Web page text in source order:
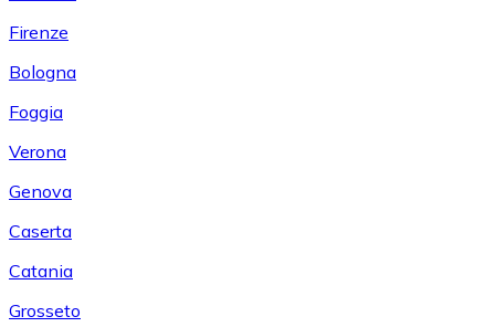
Firenze
Bologna
Foggia
Verona
Genova
Caserta
Catania
Grosseto